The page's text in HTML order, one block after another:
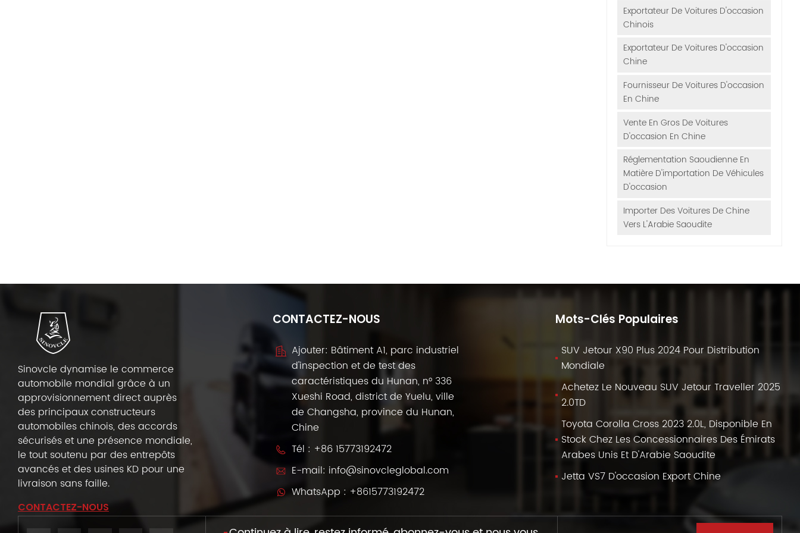
Exportateur De Voitures D'occasion
Chinois
Exportateur De Voitures D'occasion
Chine
Fournisseur De Voitures D'occasion
En Chine
Vente En Gros De Voitures
D'occasion En Chine
Réglementation Saoudienne En
Matière D'importation De Véhicules
D'occasion
Importer Des Voitures De Chine
Vers L'Arabie Saoudite
Sinovcle dynamise le commerce
automobile mondial grâce à un
approvisionnement direct auprès
des principaux constructeurs
automobiles chinois, des accords
sécurisés et une présence mondiale,
le tout soutenu par des entrepôts
avancés et des usines KD pour une
livraison sans faille.
CONTACTEZ-NOUS
CONTACTEZ-NOUS
Ajouter: Bâtiment A1, parc industriel
d'inspection et de test des
caractéristiques du Hunan, n° 336
Xueshi Road, district de Yuelu, ville
de Changsha, province du Hunan,
Chine
Tél : +86 15773192472
E-mail: info@sinovcleglobal.com
WhatsApp : +8615773192472
Mots-Clés Populaires
SUV Jetour X90 Plus 2024 Pour Distribution
Mondiale
Achetez Le Nouveau SUV Jetour Traveller 2025
2.0TD
Toyota Corolla Cross 2023 2.0L, Disponible En
Stock Chez Les Concessionnaires Des Émirats
Arabes Unis Et D'Arabie Saoudite
Jetta VS7 D'occasion Export Chine